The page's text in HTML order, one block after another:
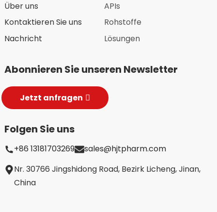
Über uns
Kontaktieren Sie uns
Nachricht
APIs
Rohstoffe
Lösungen
Abonnieren Sie unseren Newsletter
Jetzt anfragen
Folgen Sie uns
+86 13181703269
sales@hjtpharm.com
Nr. 30766 Jingshidong Road, Bezirk Licheng, Jinan,
China